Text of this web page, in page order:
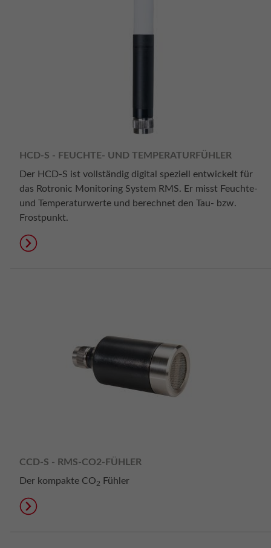
HCD-S - FEUCHTE- UND TEMPERATURFÜHLER
Der HCD-S ist vollständig digital speziell entwickelt für
das Rotronic Monitoring System RMS. Er misst Feuchte-
und Temperaturwerte und berechnet den Tau- bzw.
Frostpunkt.
CCD-S - RMS-CO2-FÜHLER
Der kompakte CO2 Fühler